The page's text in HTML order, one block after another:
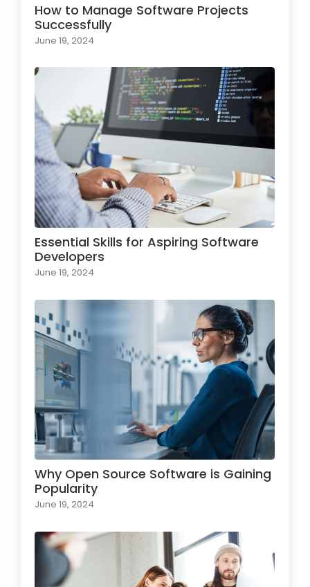
How to Manage Software Projects
Successfully
June 19, 2024
Essential Skills for Aspiring Software
Developers
June 19, 2024
Why Open Source Software is Gaining
Popularity
June 19, 2024